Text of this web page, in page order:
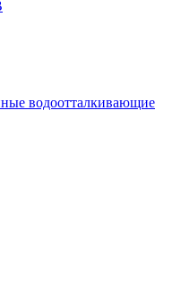
водоотталкивающие